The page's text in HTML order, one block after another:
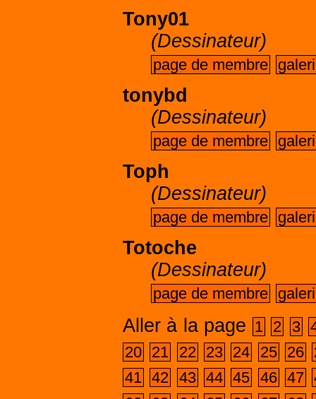
Tony01
(Dessinateur)
page de membre
tonybd
(Dessinateur)
page de membre
Toph
(Dessinateur)
page de membre
Totoche
(Dessinateur)
page de membre
Aller à la page 1 2 3
20 21 22 23 24 25 26
41 42 43 44 45 46 47